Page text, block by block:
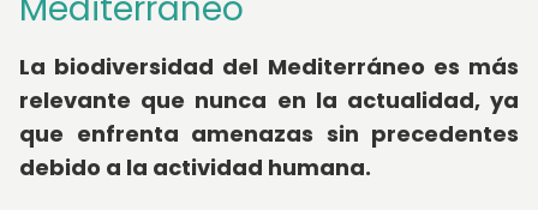
La biodiversidad del Mediterráneo es más
relevante que nunca en la actualidad, ya
que enfrenta amenazas sin precedentes
debido a la actividad humana.